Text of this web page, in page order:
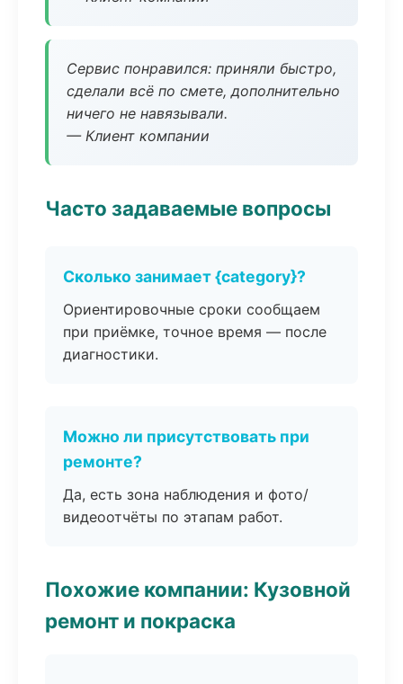
Сервис понравился: приняли быстро,
сделали всё по смете, дополнительно
ничего не навязывали.
— Клиент компании
Часто задаваемые вопросы
Сколько занимает {category}?
Ориентировочные сроки сообщаем
при приёмке, точное время — после
диагностики.
Можно ли присутствовать при
ремонте?
Да, есть зона наблюдения и фото/
видеоотчёты по этапам работ.
Похожие компании: Кузовной
ремонт и покраска